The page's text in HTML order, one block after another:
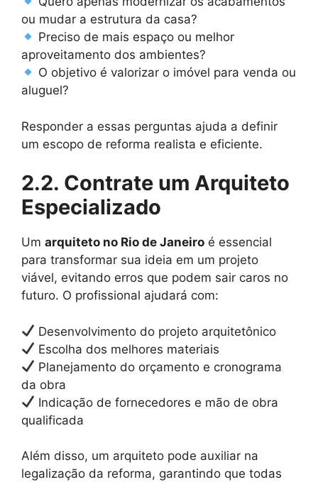
ou mudar a estrutura da casa?
Preciso de mais espaço ou melhor
aproveitamento dos ambientes?
O objetivo é valorizar o imóvel para venda ou
aluguel?
Responder a essas perguntas ajuda a definir
um escopo de reforma realista e eficiente.
2.2. Contrate um Arquiteto
Especializado
Um arquiteto no Rio de Janeiro é essencial
para transformar sua ideia em um projeto
viável, evitando erros que podem sair caros no
futuro. O profissional ajudará com:
Desenvolvimento do projeto arquitetônico
Escolha dos melhores materiais
Planejamento do orçamento e cronograma
da obra
Indicação de fornecedores e mão de obra
qualificada
Além disso, um arquiteto pode auxiliar na
legalização da reforma, garantindo que todas